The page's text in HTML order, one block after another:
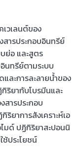
วเลนต์ของ
สารประกอบอินทรีย์
ย่อ และสูตร
นทรีย์ตามระบบ
ละการละลายน้ำของ
ริยากับโบรมีนและ
สารประกอบ
ยาการสังเคราะห์เอ
มด์ ปฏิกิริยาสะปอนนิ
ช้ประโยชน์